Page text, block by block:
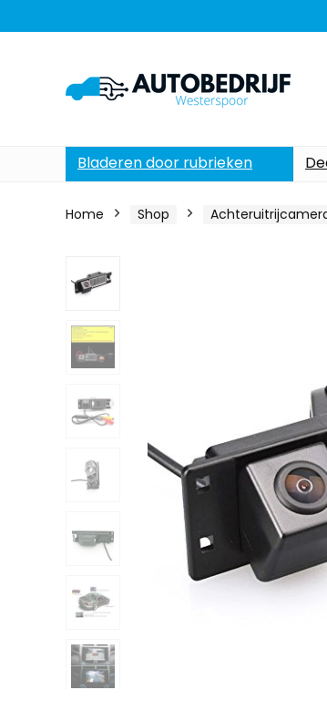
Bladeren door rubrieken
Home Shop